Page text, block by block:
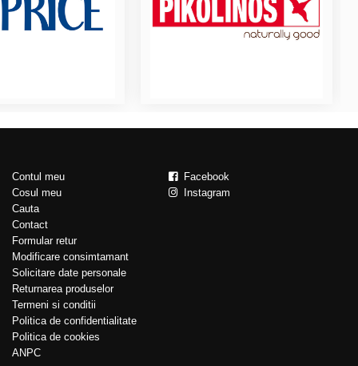
Contul meu
Cosul meu
Cauta
Contact
Formular retur
Modificare consimtamant
Solicitare date personale
Returnarea produselor
Termeni si conditii
Politica de confidentialitate
Politica de cookies
ANPC
Facebook
Instagram